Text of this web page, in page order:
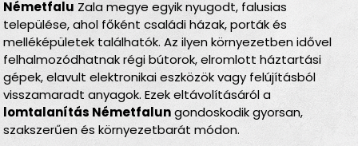
Németfalu Zala megye egyik nyugodt, falusias
települése, ahol főként családi házak, porták és
melléképületek találhatók. Az ilyen környezetben idővel
felhalmozódhatnak régi bútorok, elromlott háztartási
gépek, elavult elektronikai eszközök vagy felújításból
visszamaradt anyagok. Ezek eltávolításáról a
lomtalanítás Németfalungondoskodik gyorsan,
szakszerűen és környezetbarát módon.